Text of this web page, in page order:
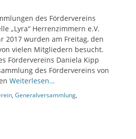
des Fördervereins
„Lyra“ Herrenzimmern e.V.
2017 wurden am Freitag, den
vielen Mitgliedern besucht.
Fördervereins Daniela Kipp
des Fördervereins von
Weiterlesen…
, Generalversammlung,